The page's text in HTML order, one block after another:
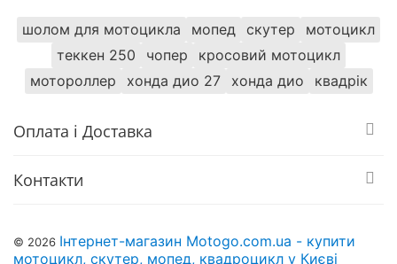
шолом для мотоцикла мопед скутер
мотоцикл
теккен 250
чопер
кросовий мотоцикл
мотороллер
хонда дио 27 хонда дио квадрік
Оплата і Доставка
Контакти
© 2026 Інтернет-магазин Motogo.com.ua - купити
мотоцикл, скутер, мопед, квадроцикл у Києві